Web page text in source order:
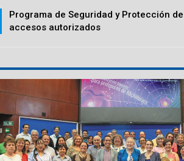
Programa de Seguridad y Protección
accesos autorizados